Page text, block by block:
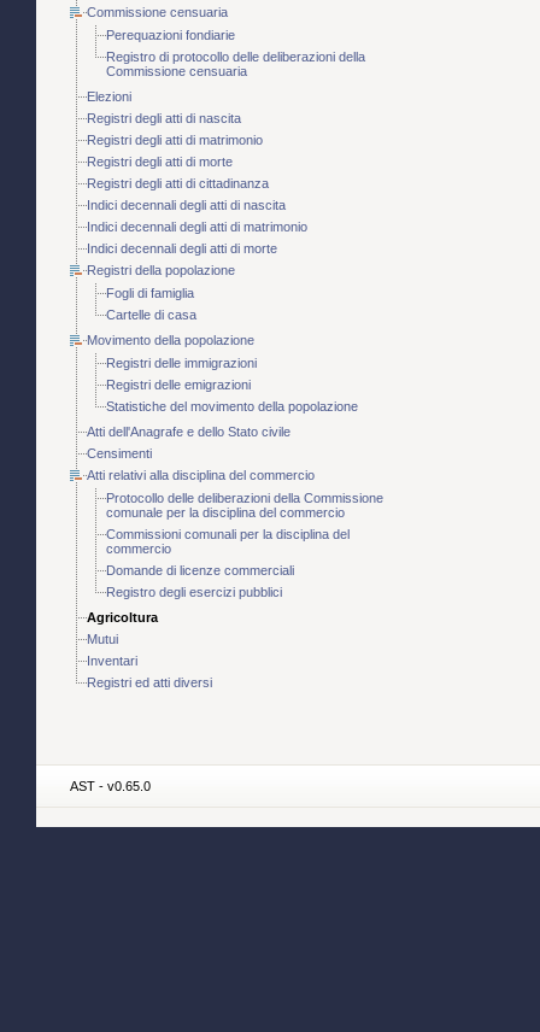
Commissione censuaria
Perequazioni fondiarie
Registro di protocollo delle deliberazioni della
Commissione censuaria
Elezioni
Registri degli atti di nascita
Registri degli atti di matrimonio
Registri degli atti di morte
Registri degli atti di cittadinanza
Indici decennali degli atti di nascita
Indici decennali degli atti di matrimonio
Indici decennali degli atti di morte
Registri della popolazione
Fogli di famiglia
Cartelle di casa
Movimento della popolazione
Registri delle immigrazioni
Registri delle emigrazioni
Statistiche del movimento della popolazione
Atti dell'Anagrafe e dello Stato civile
Censimenti
Atti relativi alla disciplina del commercio
Protocollo delle deliberazioni della Commissione
comunale per la disciplina del commercio
Commissioni comunali per la disciplina del
commercio
Domande di licenze commerciali
Registro degli esercizi pubblici
Agricoltura
Mutui
Inventari
Registri ed atti diversi
AST - v0.65.0